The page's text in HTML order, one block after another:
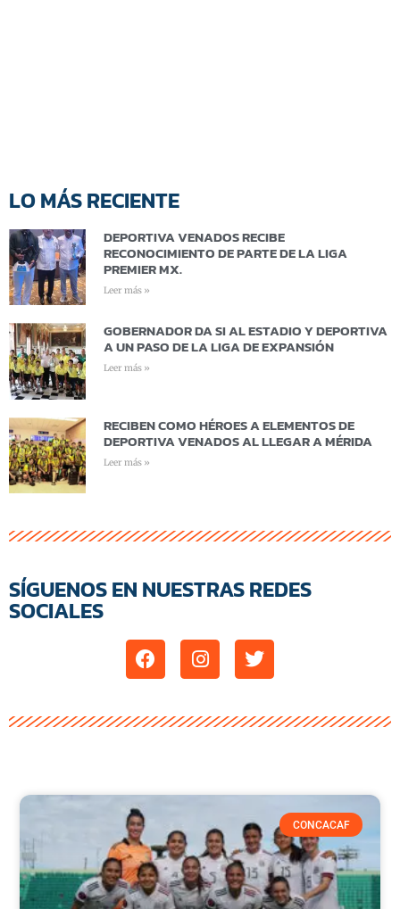
LO MÁS RECIENTE
DEPORTIVA VENADOS RECIBE
RECONOCIMIENTO DE PARTE DE LA LIGA
PREMIER MX.
Leer más »
GOBERNADOR DA SI AL ESTADIO Y DEPORTIVA
A UN PASO DE LA LIGA DE EXPANSIÓN
Leer más »
RECIBEN COMO HÉROES A ELEMENTOS DE
DEPORTIVA VENADOS AL LLEGAR A MÉRIDA
Leer más »
SÍGUENOS EN NUESTRAS REDES
SOCIALES
CONCACAF